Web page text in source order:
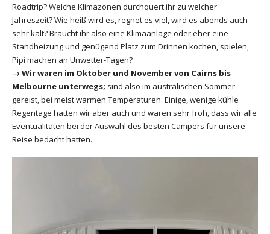
Roadtrip? Welche Klimazonen durchquert ihr zu welcher
Jahreszeit? Wie heiß wird es, regnet es viel, wird es abends auch
sehr kalt? Braucht ihr also eine Klimaanlage oder eher eine
Standheizung und genügend Platz zum Drinnen kochen, spielen,
Pipi machen an Unwetter-Tagen?
→ Wir waren im Oktober und November von Cairns bis
Melbourne unterwegs; sind also im australischen Sommer
gereist, bei meist warmen Temperaturen. Einige, wenige kühle
Regentage hatten wir aber auch und waren sehr froh, dass wir alle
Eventualitäten bei der Auswahl des besten Campers für unsere
Reise bedacht hatten.